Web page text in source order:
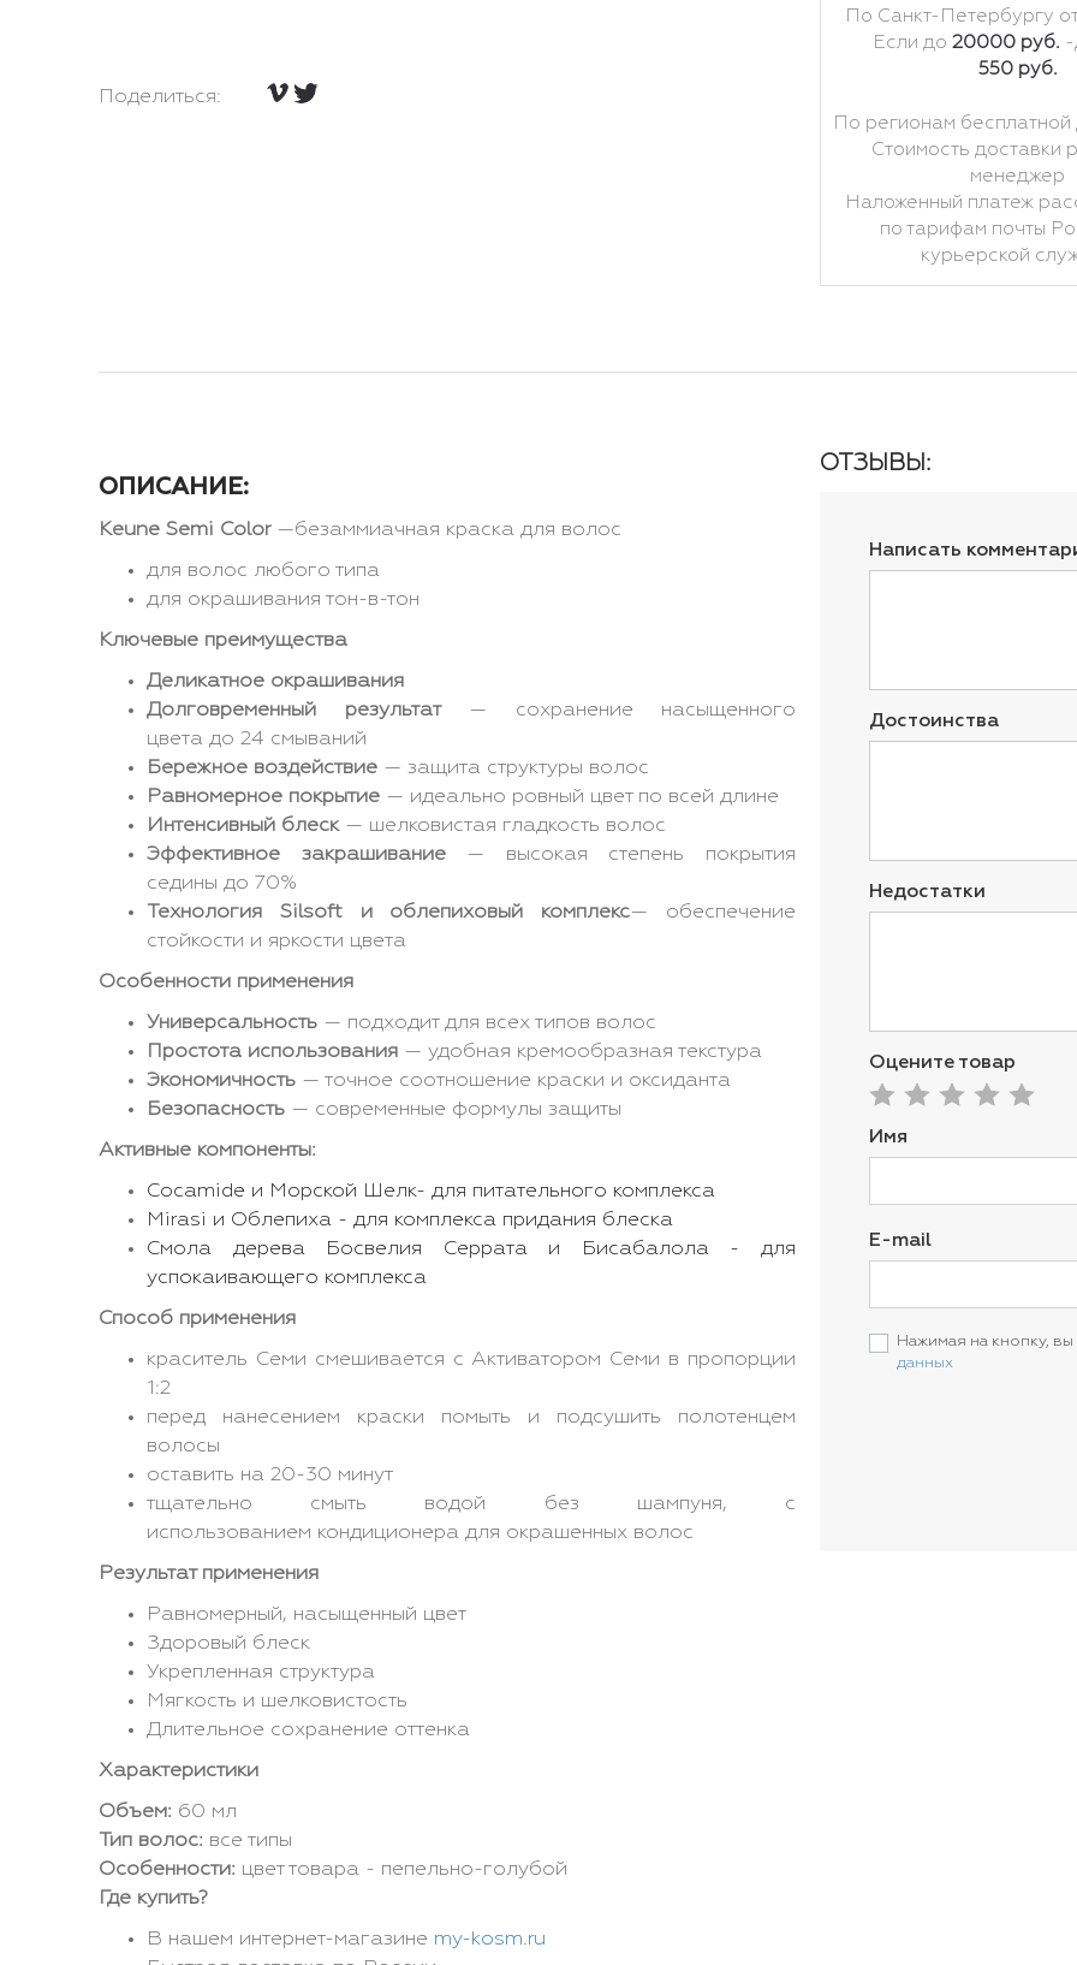
Поделиться:
По Санкт-Петербургу
Если до20000 руб. -
550 руб.
По регионам бесплатной
Стоимость доставки
менеджер
Наложенный платеж
по тарифам почты
курьерской
ОПИСАНИЕ:
Keune Semi Color—безаммиачная краска для волос
для волос любого типа
для окрашивания тон-в-тон
Ключевые преимущества
Деликатное окрашивания
Долговременный результат— сохранение насыщенного
цвета до 24 смываний
Бережное воздействие — защита структуры волос
Равномерное покрытие — идеально ровный цвет по всей длине
Интенсивный блеск— шелковистая гладкость волос
Эффективное закрашивание— высокая степень покрытия
седины до 70%
Технология Silsoft и облепиховый комплекс— обеспечение
стойкости и яркости цвета
Особенности применения
Универсальность — подходит для всех типов волос
Простота использования — удобная кремообразная текстура
Экономичность — точное соотношение краски и оксиданта
Безопасность — современные формулы защиты
Активные компоненты:
Cocamide и Морской Шелк- для питательного комплекса
Mirasi и Облепиха - для комплекса придания блеска
Смола дерева Босвелия Серрата и Бисабалола - для
успокаивающего комплекса
Способ применения
краситель Семи смешивается с Активатором Семи в пропорции
1:2
перед нанесением краски помыть и подсушить полотенцем
волосы
оставить на 20-30 минут
тщательно смыть водой без шампуня, с
использованием кондиционера для окрашенных волос
Результат применения
Равномерный, насыщенный цвет
Здоровый блеск
Укрепленная структура
Мягкость и шелковистость
Длительное сохранение оттенка
Характеристики
Объем: 60 мл
Тип волос: все типы
Особенности: цвет товара - пепельно-голубой
Где купить?
В нашем интернет-магазине my-kosm.ru
ОТЗЫВЫ:
Написать
Достоинства
Недостатки
Оцените товар
Имя
E-mail
Нажимая на кнопку,
данных